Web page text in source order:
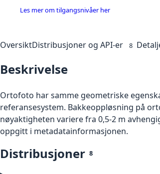
Les mer om tilgangsnivåer her
OversiktDistribusjoner og API-er 8
Beskrivelse
Ortofoto har samme geometriske
referansesystem. Bakkeoppløsning på
nøyaktigheten variere fra 0,5-2 m
oppgitt i metadatainformasjonen.
Distribusjoner 8